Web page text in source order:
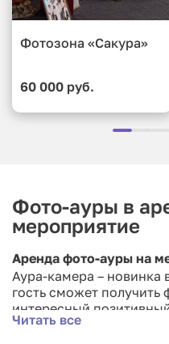
Фотозона «Сакура»
60 000 руб.
Фото-ауры в
мероприятие
Аренда фото-ауры на
Аура-камера –
гость сможет
интересный
своей личности от
Читать все